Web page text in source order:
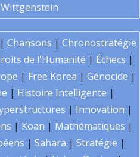
Wittgenstein
| Chansons | Chronostratégie
de l'Humanité | Échecs |
| Free Korea | Génocide |
| Histoire Intelligente |
| Innovation |
| Koan | Mathématiques |
| Sahara | Stratégie |